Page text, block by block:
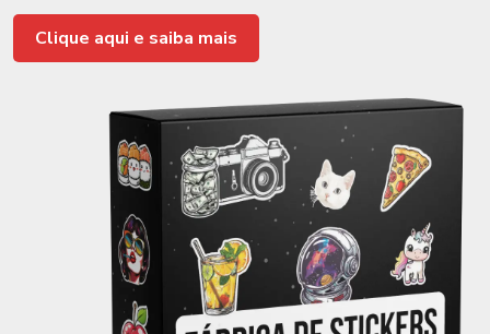
Clique aqui e saiba mais